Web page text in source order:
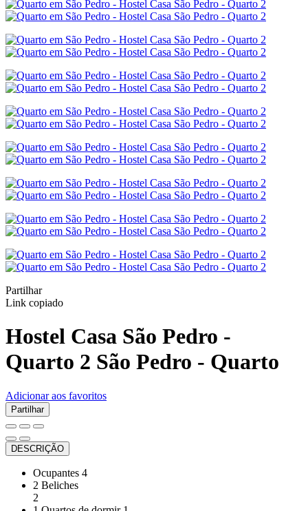
Partilhar
Link copiado
Hostel Casa São Pedro -
Quarto 2 São Pedro - Quarto
Adicionar aos favoritos
Partilhar
DESCRIÇÃO
Ocupantes 4
2 Beliches
2